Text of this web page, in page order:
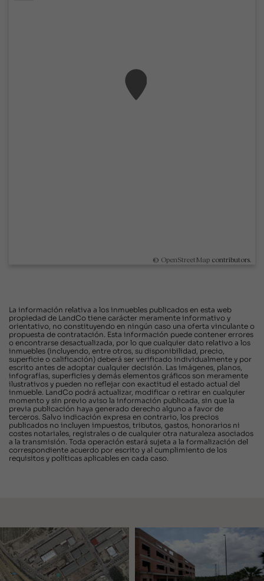
© OpenStreetMap contributors.
La información relativa a los inmuebles publicados en esta web
propiedad de LandCo tiene carácter meramente informativo y
orientativo, no constituyendo en ningún caso una oferta vinculante o
propuesta de contratación. Esta información puede contener errores
o encontrarse desactualizada, por lo que cualquier dato relativo a los
inmuebles (incluyendo, entre otros, su disponibilidad, precio,
superficie o calificación) deberá ser verificado individualmente y por
escrito antes de adoptar cualquier decisión. Las imágenes, planos,
infografías, superficies y demás elementos gráficos son meramente
ilustrativos y pueden no reflejar con exactitud el estado actual del
inmueble. LandCo podrá actualizar, modificar o retirar en cualquier
momento y sin previo aviso la información publicada, sin que la
previa publicación haya generado derecho alguno a favor de
terceros. Salvo indicación expresa en contrario, los precios
publicados no incluyen impuestos, tributos, gastos, honorarios ni
costes notariales, registrales o de cualquier otra naturaleza asociados
a la transmisión. Toda operación estará sujeta a la formalización del
correspondiente acuerdo por escrito y al cumplimiento de los
requisitos y políticas aplicables en cada caso.